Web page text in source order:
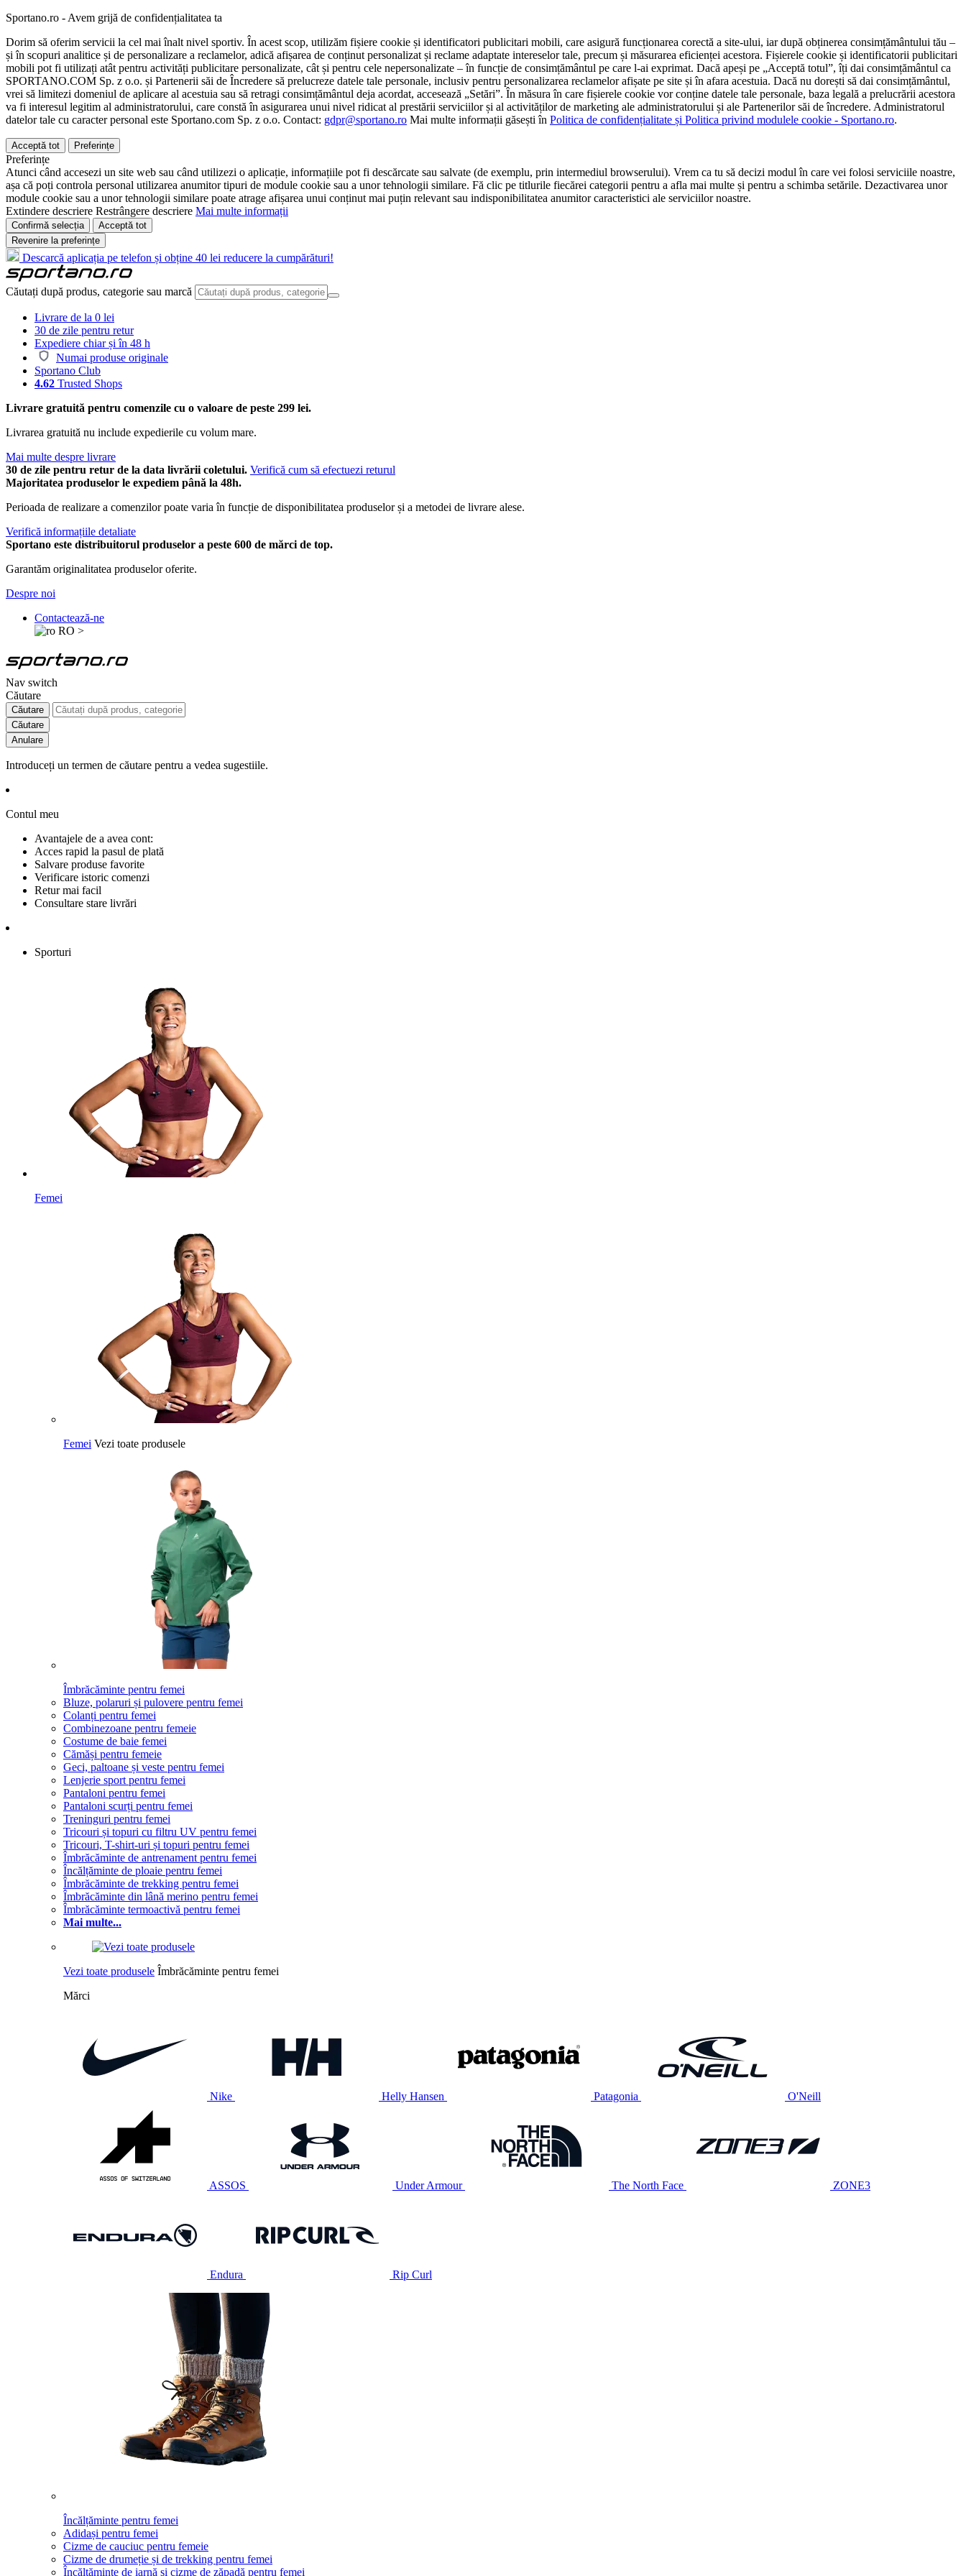
Sportano.ro - Avem grijă de confidențialitatea ta
Dorim să oferim servicii la cel mai înalt nivel sportiv. În acest scop, utilizăm fișiere cookie și identificatori publicitari mobili, care asigură funcționarea corectă a site-ului, iar după obținerea consimțământului tău –
și în scopuri analitice și de personalizare a reclamelor, adică afișarea de conținut personalizat și reclame adaptate intereselor tale, precum și măsurarea eficienței acestora. Fișierele cookie și identificatorii publicitari
mobili pot fi utilizați atât pentru activități publicitare personalizate, cât și pentru cele nepersonalizate – în funcție de consimțământul pe care l-ai exprimat. Dacă apeși pe „Acceptă totul”, îți dai consimțământul ca
SPORTANO.COM Sp. z o.o. și Partenerii săi de Încredere să prelucreze datele tale personale, inclusiv pentru personalizarea reclamelor afișate pe site și în afara acestuia. Dacă nu dorești să dai consimțământul,
vrei să limitezi domeniul de aplicare al acestuia sau să retragi consimțământul deja acordat, accesează „Setări”. În măsura în care fișierele cookie vor conține datele tale personale, baza legală a prelucrării acestora
va fi interesul legitim al administratorului, care constă în asigurarea unui nivel ridicat al prestării serviciilor și al activităților de marketing ale administratorului și ale Partenerilor săi de încredere. Administratorul
datelor tale cu caracter personal este Sportano.com Sp. z o.o. Contact: gdpr@sportano.ro Mai multe informații găsești în Politica de confidențialitate și Politica privind modulele cookie - Sportano.ro.
Acceptă tot Preferințe
Preferințe
Atunci când accesezi un site web sau când utilizezi o aplicație, informațiile pot fi descărcate sau salvate (de exemplu, prin intermediul browserului). Vrem ca tu să decizi modul în care vei folosi serviciile noastre,
așa că poți controla personal utilizarea anumitor tipuri de module cookie sau a unor tehnologii similare. Fă clic pe titlurile fiecărei categorii pentru a afla mai multe și pentru a schimba setările. Dezactivarea unor
module cookie sau a unor tehnologii similare poate atrage afișarea unui conținut mai puțin relevant sau indisponibilitatea anumitor caracteristici ale serviciilor noastre.
Extindere descriere Restrângere descriere Mai multe informații
Confirmă selecția
Acceptă tot
Revenire la preferințe
Descarcă aplicația pe telefon și obține 40 lei reducere la cumpărături!
Căutați după produs, categorie sau marcă
Livrare de la 0 lei
30 de zile pentru retur
Expediere chiar și în 48 h
Numai produse originale
Sportano Club
4.62 Trusted Shops
Livrare gratuită pentru comenzile cu o valoare de peste 299 lei.
Livrarea gratuită nu include expedierile cu volum mare.
Mai multe despre livrare
30 de zile pentru retur de la data livrării coletului. Verifică cum să efectuezi returul
Majoritatea produselor le expediem până la 48h.
Perioada de realizare a comenzilor poate varia în funcție de disponibilitatea produselor și a metodei de livrare alese.
Verifică informațiile detaliate
Sportano este distribuitorul produselor a peste 600 de mărci de top.
Garantăm originalitatea produselor oferite.
Despre noi
Contactează-ne
RO >
Nav switch
Căutare
Căutare
Căutare
Anulare
Introduceți un termen de căutare pentru a vedea sugestiile.
Contul meu
Avantajele de a avea cont:
Acces rapid la pasul de plată
Salvare produse favorite
Verificare istoric comenzi
Retur mai facil
Consultare stare livrări
Sporturi
Femei
Femei Vezi toate produsele
Îmbrăcăminte pentru femei
Bluze, polaruri și pulovere pentru femei
Colanți pentru femei
Combinezoane pentru femeie
Costume de baie femei
Cămăși pentru femeie
Geci, paltoane și veste pentru femei
Lenjerie sport pentru femei
Pantaloni pentru femei
Pantaloni scurți pentru femei
Treninguri pentru femei
Tricouri și topuri cu filtru UV pentru femei
Tricouri, T-shirt-uri și topuri pentru femei
Îmbrăcăminte de antrenament pentru femei
Încălțăminte de ploaie pentru femei
Îmbrăcăminte de trekking pentru femei
Îmbrăcăminte din lână merino pentru femei
Îmbrăcăminte termoactivă pentru femei
Mai multe...
Vezi toate produsele Îmbrăcăminte pentru femei
Mărci
Nike Helly Hansen Patagonia O'Neill
ASSOS Under Armour The North Face ZONE3
Endura Rip Curl
Încălțăminte pentru femei
Adidași pentru femei
Cizme de cauciuc pentru femeie
Cizme de drumeție și de trekking pentru femei
Încălțăminte de iarnă și cizme de zăpadă pentru femei